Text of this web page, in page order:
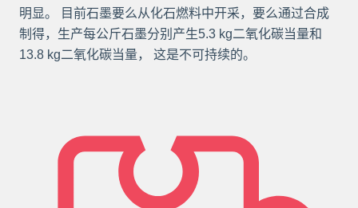
明显。 目前石墨要么从化石燃料中开采，要么通过合成
制得，生产每公斤石墨分别产生5.3 kg二氧化碳当量和
13.8 kg二氧化碳当量， 这是不可持续的。